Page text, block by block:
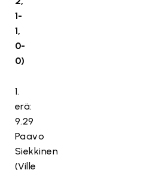
1-
1,
0-
0)
1.
erä:
9.29
Paavo
Siekkinen
(Ville